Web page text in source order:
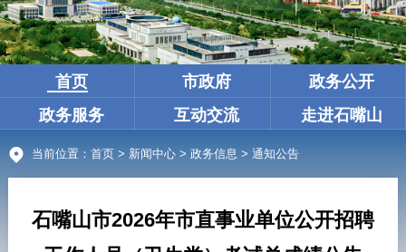
首页 市政府
政务公开
政务服务
互动交流 走进石嘴山
当前位置： 首页> 新闻中心> 政务信息 > 通知公告
石嘴山市2026年市直事业单位公开招聘